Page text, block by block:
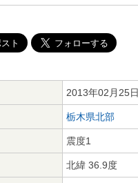
2013年02月25
栃木県北部
震度1
北緯 36.9度